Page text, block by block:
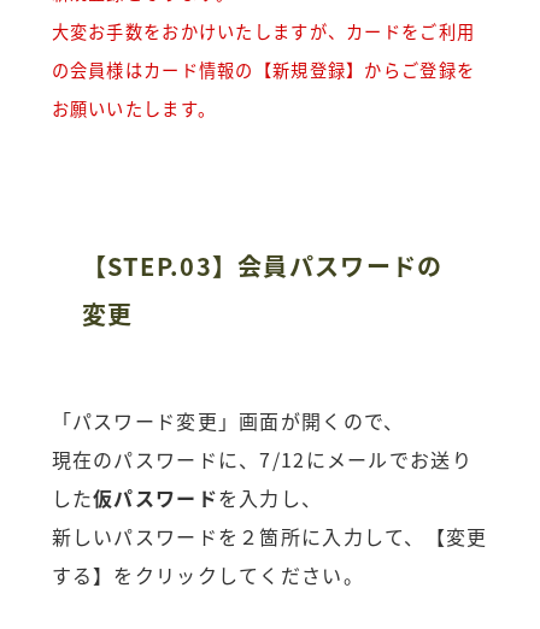
大変お手数をおかけいたしますが、カードをご利用
の会員様はカード情報の【新規登録】からご登録を
お願いいたします。
【STEP.03】会員パスワードの
変更
「パスワード変更」画面が開くので、
現在のパスワードに、7/12にメールでお送り
した仮パスワードを入力し、
新しいパスワードを２箇所に入力して、【変更
する】をクリックしてください。